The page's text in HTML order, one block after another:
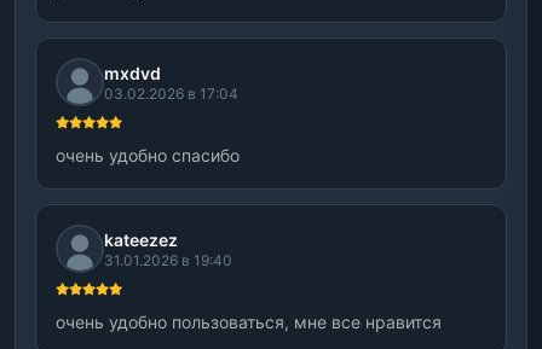
mxdvd
03.02.2026 в 17:04
очень удобно спасибо
kateezez
31.01.2026 в 19:40
очень удобно пользоваться, мне все нравится